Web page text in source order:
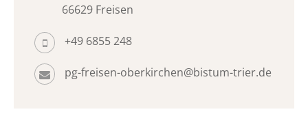
66629 Freisen
+49 6855 248
pg-freisen-oberkirchen@bistum-trier.de